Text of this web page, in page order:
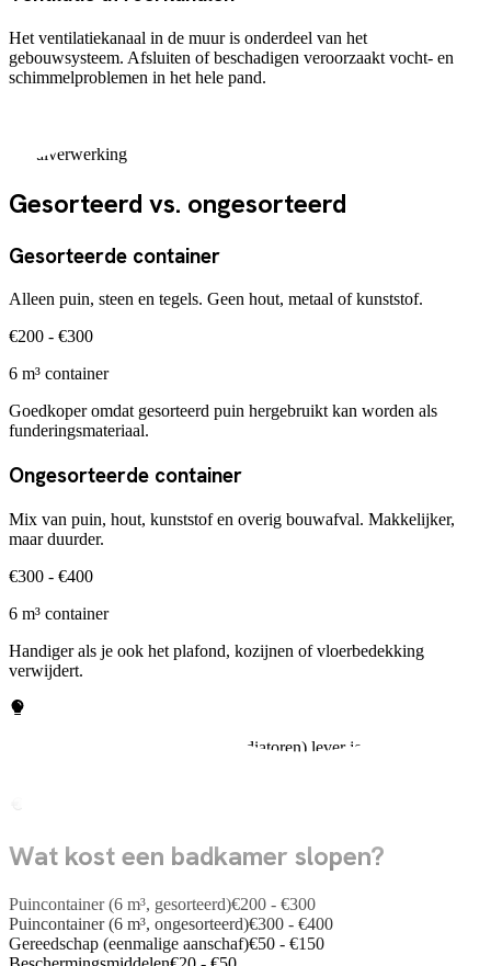
Het ventilatiekanaal in de muur is onderdeel van het
gebouwsysteem. Afsluiten of beschadigen veroorzaakt vocht- en
schimmelproblemen in het hele pand.
Afvalverwerking
Gesorteerd vs. ongesorteerd
Gesorteerde container
Alleen puin, steen en tegels. Geen hout, metaal of kunststof.
€200 - €300
6 m³ container
Goedkoper omdat gesorteerd puin hergebruikt kan worden als
funderingsmateriaal.
Ongesorteerde container
Mix van puin, hout, kunststof en overig bouwafval. Makkelijker,
maar duurder.
€300 - €400
6 m³ container
Handiger als je ook het plafond, kozijnen of vloerbedekking
verwijdert.
Metaal (oude kranen, leidingen, radiatoren) lever je gratis in bij de
Wat kost een badkamer slopen?
Puincontainer (6 m³, gesorteerd)€200 - €300
Puincontainer (6 m³, ongesorteerd)€300 - €400
Gereedschap (eenmalige aanschaf)€50 - €150